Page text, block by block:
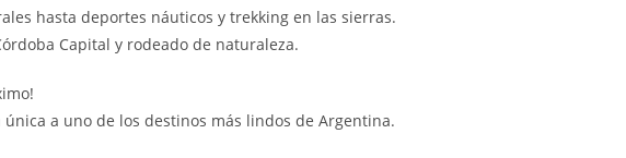
hasta deportes náuticos y trekking en las sierras.
Capital y rodeado de naturaleza.
a uno de los destinos más lindos de Argentina.